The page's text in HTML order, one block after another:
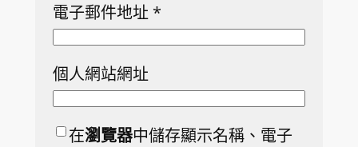
電子郵件地址 *
個人網站網址
在瀏覽器中儲存顯示名稱、電子